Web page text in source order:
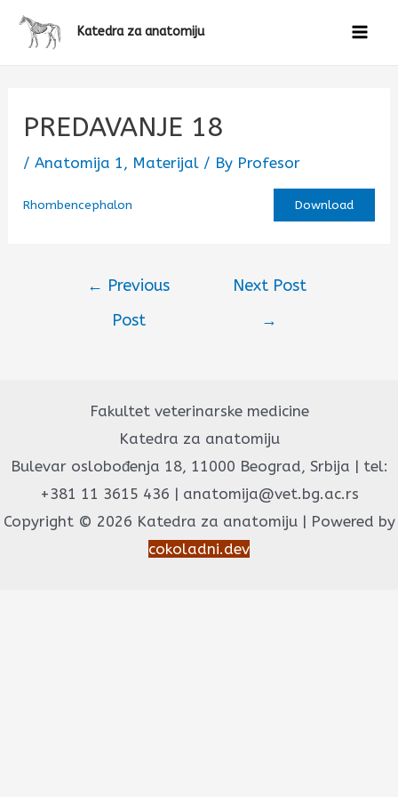
Katedra za anatomiju
PREDAVANJE 18
/Anatomija 1 , Materijal / By Profesor
Rhombencephalon Download
← Previous
Post
Next Post
→
Fakultet veterinarske medicine
Katedra za anatomiju
Bulevar oslobođenja 18, 11000 Beograd, Srbija | tel:
+381 11 3615 436 | anatomija@vet.bg.ac.rs
Copyright © 2026 Katedra za anatomiju | Powered by
cokoladni.dev